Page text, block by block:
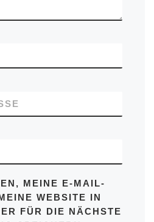
MEINE E-MAIL-
WEBSITE IN
FÜR DIE NÄCHSTE